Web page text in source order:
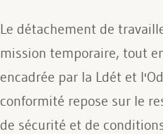
Le détachement de
mission temporaire, tout
encadrée par la Ldét et
conformité repose sur le
de sécurité et de